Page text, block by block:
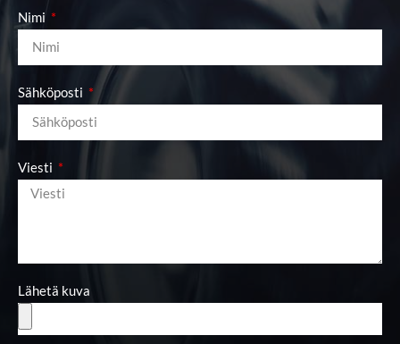
Nimi
Sähköposti
Viesti
Lähetä kuva